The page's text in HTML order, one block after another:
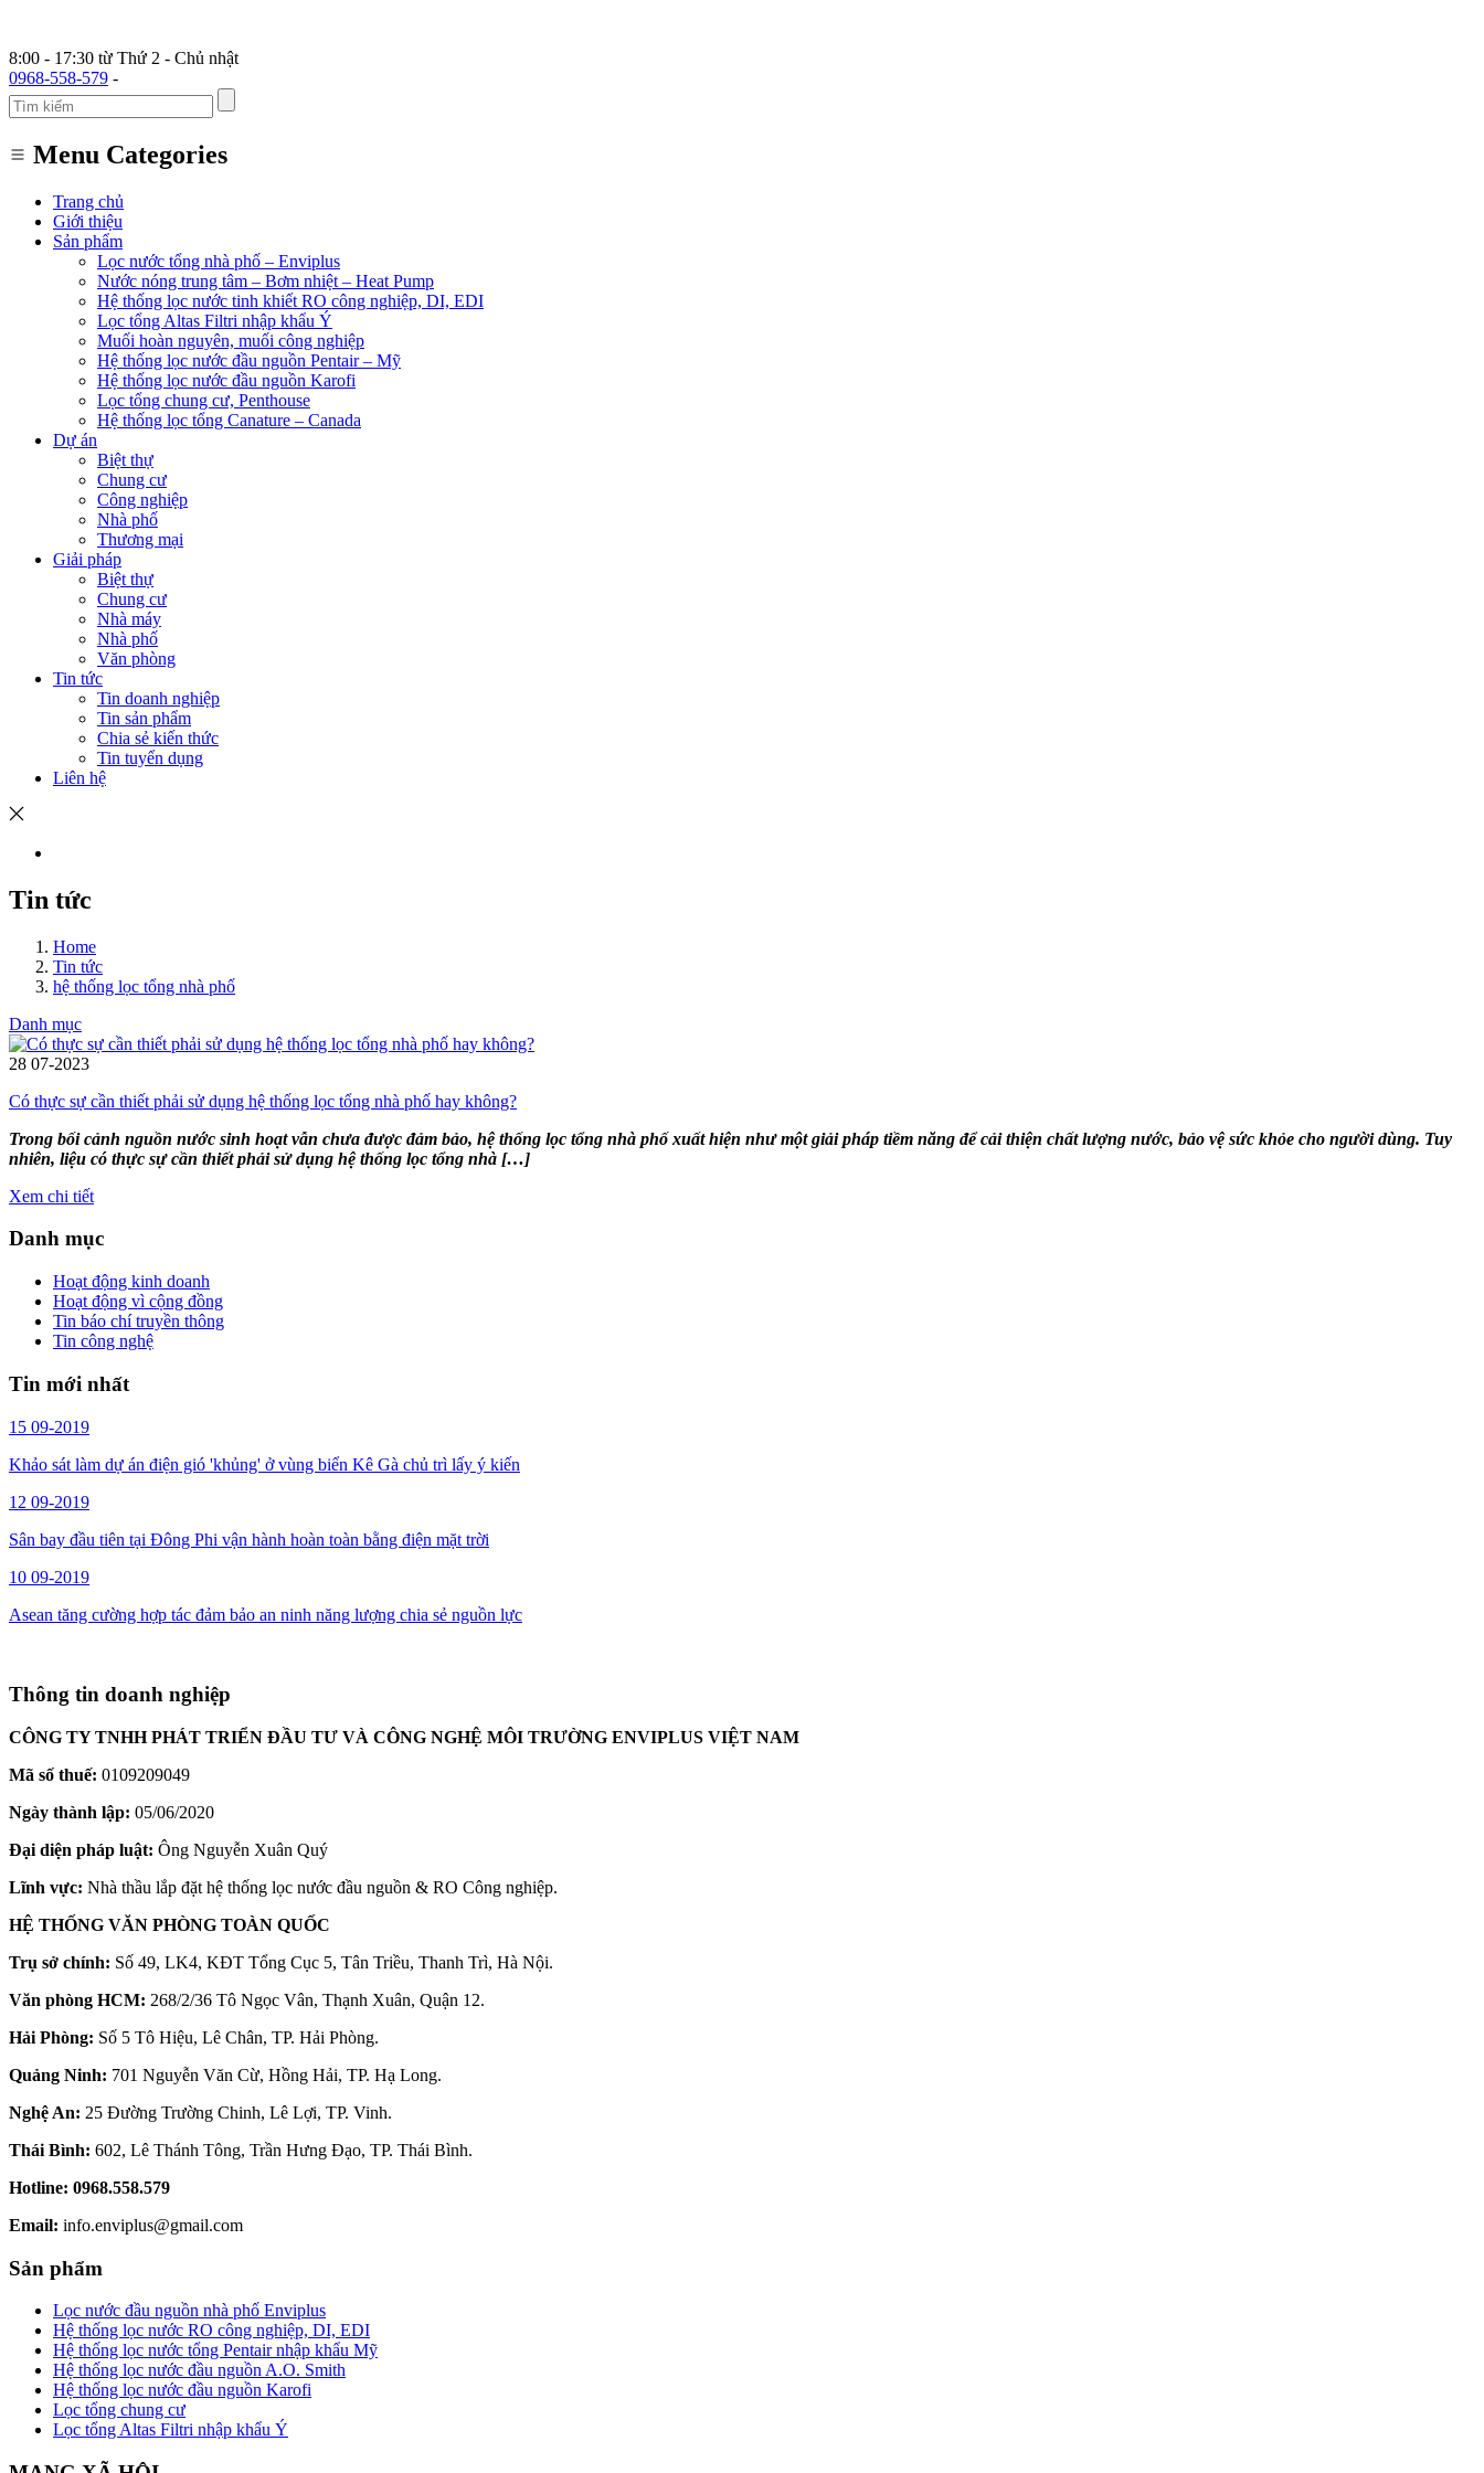
8:00 - 17:30 từ Thứ 2 - Chủ nhật
0968-558-579 -
Menu Categories
Trang chủ
Giới thiệu
Sản phẩm
Lọc nước tổng nhà phố – Enviplus
Nước nóng trung tâm – Bơm nhiệt – Heat Pump
Hệ thống lọc nước tinh khiết RO công nghiệp, DI, EDI
Lọc tổng Altas Filtri nhập khẩu Ý
Muối hoàn nguyên, muối công nghiệp
Hệ thống lọc nước đầu nguồn Pentair – Mỹ
Hệ thống lọc nước đầu nguồn Karofi
Lọc tổng chung cư, Penthouse
Hệ thống lọc tổng Canature – Canada
Dự án
Biệt thự
Chung cư
Công nghiệp
Nhà phố
Thương mại
Giải pháp
Biệt thự
Chung cư
Nhà máy
Nhà phố
Văn phòng
Tin tức
Tin doanh nghiệp
Tin sản phẩm
Chia sẻ kiến thức
Tin tuyển dụng
Liên hệ
Tin tức
Home
Tin tức
hệ thống lọc tổng nhà phố
Danh mục
28 07-2023
Có thực sự cần thiết phải sử dụng hệ thống lọc tổng nhà phố hay không?
Trong bối cảnh nguồn nước sinh hoạt vẫn chưa được đảm bảo, hệ thống lọc tổng nhà phố xuất hiện như một giải pháp tiềm năng để cải thiện chất lượng nước, bảo vệ sức khỏe cho người dùng. Tuy
nhiên, liệu có thực sự cần thiết phải sử dụng hệ thống lọc tổng nhà […]
Xem chi tiết
Danh mục
Hoạt động kinh doanh
Hoạt động vì cộng đồng
Tin báo chí truyền thông
Tin công nghệ
Tin mới nhất
15 09-2019
Khảo sát làm dự án điện gió 'khủng' ở vùng biển Kê Gà chủ trì lấy ý kiến
12 09-2019
Sân bay đầu tiên tại Đông Phi vận hành hoàn toàn bằng điện mặt trời
10 09-2019
Asean tăng cường hợp tác đảm bảo an ninh năng lượng chia sẻ nguồn lực
Thông tin doanh nghiệp
CÔNG TY TNHH PHÁT TRIỂN ĐẦU TƯ VÀ CÔNG NGHỆ MÔI TRƯỜNG ENVIPLUS VIỆT NAM
Mã số thuế: 0109209049
Ngày thành lập: 05/06/2020
Đại diện pháp luật: Ông Nguyễn Xuân Quý
Lĩnh vực: Nhà thầu lắp đặt hệ thống lọc nước đầu nguồn & RO Công nghiệp.
HỆ THỐNG VĂN PHÒNG TOÀN QUỐC
Trụ sở chính: Số 49, LK4, KĐT Tổng Cục 5, Tân Triều, Thanh Trì, Hà Nội.
Văn phòng HCM: 268/2/36 Tô Ngọc Vân, Thạnh Xuân, Quận 12.
Hải Phòng: Số 5 Tô Hiệu, Lê Chân, TP. Hải Phòng.
Quảng Ninh: 701 Nguyễn Văn Cừ, Hồng Hải, TP. Hạ Long.
Nghệ An: 25 Đường Trường Chinh, Lê Lợi, TP. Vinh.
Thái Bình: 602, Lê Thánh Tông, Trần Hưng Đạo, TP. Thái Bình.
Hotline: 0968.558.579
Email: info.enviplus@gmail.com
Sản phẩm
Lọc nước đầu nguồn nhà phố Enviplus
Hệ thống lọc nước RO công nghiệp, DI, EDI
Hệ thống lọc nước tổng Pentair nhập khẩu Mỹ
Hệ thống lọc nước đầu nguồn A.O. Smith
Hệ thống lọc nước đầu nguồn Karofi
Lọc tổng chung cư
Lọc tổng Altas Filtri nhập khẩu Ý